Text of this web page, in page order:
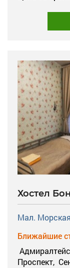
Хостел
Мал.
Ближайшие
Проспект,